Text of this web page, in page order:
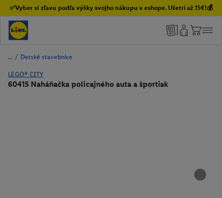
✅Vyber si zľavu podľa výšky svojho nákupu v eshope. Ušetri až 15€!💰
/ Detské stavebnice
LEGO® CITY
60415 Naháňačka policajného auta a športiak